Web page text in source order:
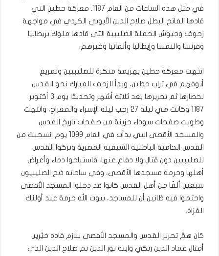
في مثل هذه الساعات من العام 1187. معركة حطين التي
قادها الفاتح البطل صلاح الدين الأيوبي الكردي في مواجهة
زحوف وجيوش الحملة الصليبية التي قادها ملوك بريطانيا
وفرنسا والنمسا وإيطاليا وألمانيا وغيرهم.
انتهت معركة حطين بهزيمة منكرة للصليبيين وتمريغ
أنوفهم في تراب حطين، وبدأ الزحف المبارك نحو القدس
لحصارها ثم تحريرها بعد ثلاثة أشهر وتحديدًا يوم 3 أكتوبر
1187 وكانت هي ليلة 27 رجب ليلة الإسراء والمعراج، وانتهت
وطويت صفحات سوداء حزينة من صفحات تاريخ القدس
والمسجد الأقصى التي بدأت في العام 1099 يوم انسحبت من
القدس الحامية الباطنية الشيعية المصرية وتركوا القدس
للصليبيين دون قتال ولا دفاع عنها، فاستباحوا دماء وأعراض
أهلها وحرمة مسجدها الأقصى، وفي ساحاته ذبح الصليبيون
سبعين ألفًا من أهل القدس كانوا قد دخلوا المسجد الأقصى
واحتموا فيه ظانين أن للمساجد، بيوت الله حرمة عند أولئك
الغزاة.
كان همّ تحرير القدس والمسجد الأقصى يلازم قادة خيّرين
أمثال عماد الدين زنكي وابنه نور الدين ثم صلاح الدين الذي